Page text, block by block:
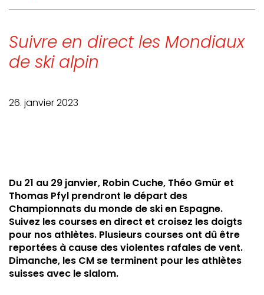
Suivre en direct les Mondiaux
de ski alpin
26. janvier 2023
Du 21 au 29 janvier, Robin Cuche, Théo Gmür et
Thomas Pfyl prendront le départ des
Championnats du monde de ski en Espagne.
Suivez les courses en direct et croisez les doigts
pour nos athlètes. Plusieurs courses ont dû être
reportées à cause des violentes rafales de vent.
Dimanche, les CM se terminent pour les athlètes
suisses avec le slalom.